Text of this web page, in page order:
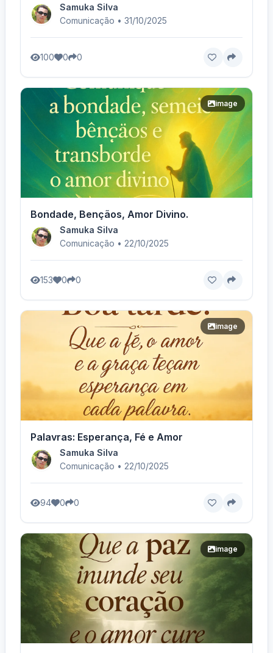
Samuka Silva
Comunicação • 31/10/2025
100 0 0
image
Bondade, Bençãos, Amor Divino.
Samuka Silva
Comunicação • 22/10/2025
153 0 0
image
Palavras: Esperança, Fé e Amor
Samuka Silva
Comunicação • 22/10/2025
94 0 0
image